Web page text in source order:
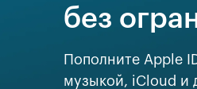
без
Пополните Apple
музыкой, iCloud и